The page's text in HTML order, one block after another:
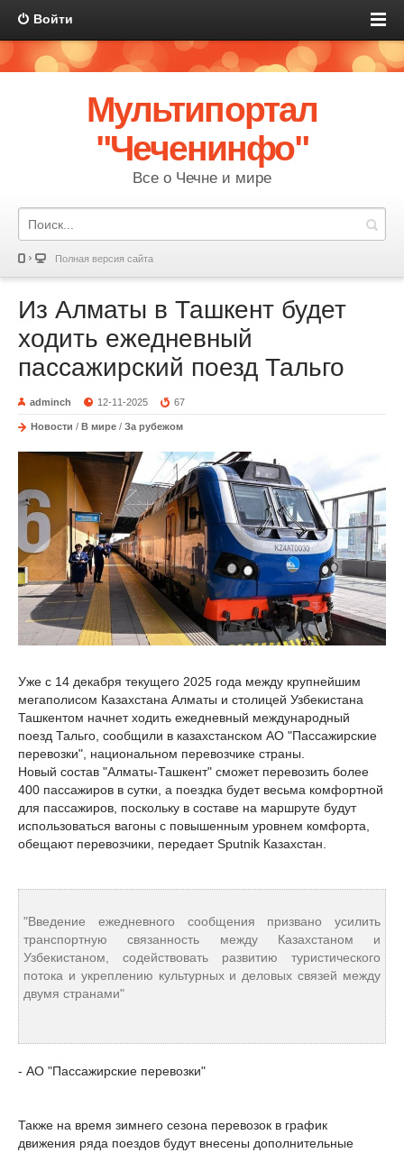
Войти
Мультипортал
"Чеченинфо"
Все о Чечне и мире
Полная версия сайта
Из Алматы в Ташкент будет
ходить ежедневный
пассажирский поезд Тальго
adminch 12-11-2025 67
Новости / В мире / За рубежом
Уже с 14 декабря текущего 2025 года между крупнейшим
мегаполисом Казахстана Алматы и столицей Узбекистана
Ташкентом начнет ходить ежедневный международный
поезд Тальго, сообщили в казахстанском АО "Пассажирские
перевозки", национальном перевозчике страны.
Новый состав "Алматы-Ташкент" сможет перевозить более
400 пассажиров в сутки, а поездка будет весьма комфортной
для пассажиров, поскольку в составе на маршруте будут
использоваться вагоны с повышенным уровнем комфорта,
обещают перевозчики, передает Sputnik Казахстан.
"Введение ежедневного сообщения призвано усилить
транспортную связанность между Казахстаном и
Узбекистаном, содействовать развитию туристического
потока и укреплению культурных и деловых связей между
двумя странами"
- АО "Пассажирские перевозки"
Также на время зимнего сезона перевозок в график
движения ряда поездов будут внесены дополнительные